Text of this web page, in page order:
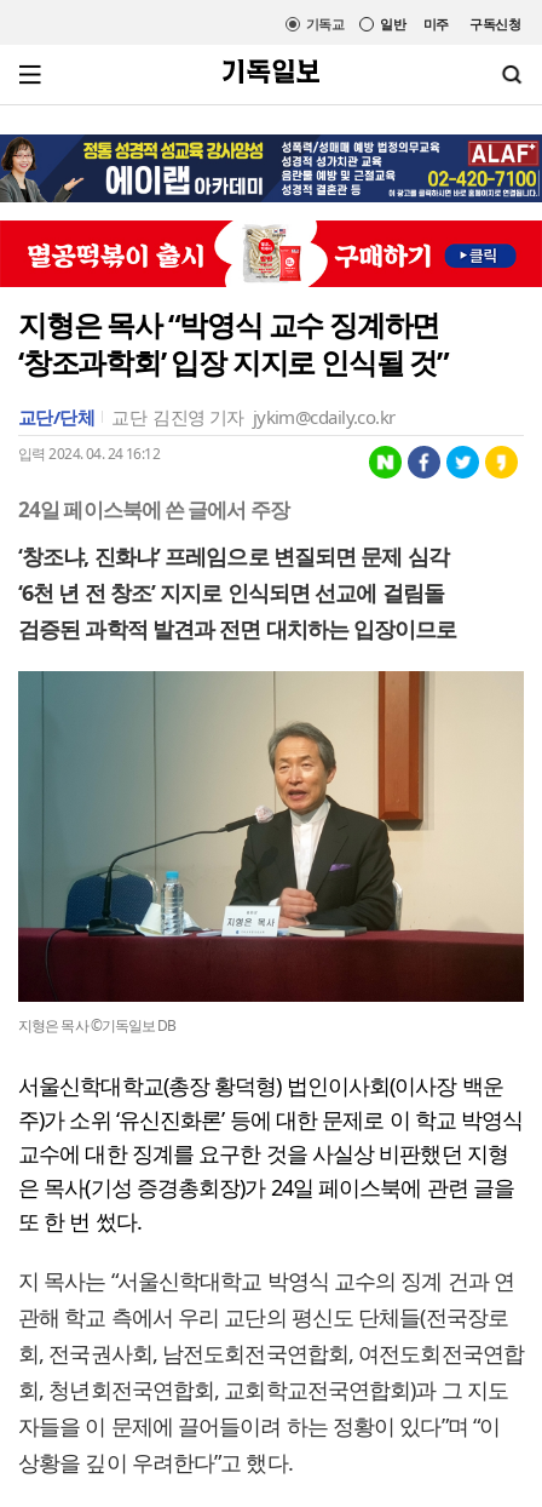
미주 구독신청
일반
기독교
지형은 목사 “박영식 교수 징계하면
‘창조과학회’ 입장 지지로 인식될 것”
교단/단체 교단 김진영 기자 jykim@cdaily.co.kr
입력 2024. 04. 24 16:12
24일 페이스북에 쓴 글에서 주장
‘창조냐, 진화냐’ 프레임으로 변질되면 문제 심각
‘6천 년 전 창조’ 지지로 인식되면 선교에 걸림돌
검증된 과학적 발견과 전면 대치하는 입장이므로
지형은 목사 ©기독일보 DB
서울신학대학교(총장 황덕형) 법인이사회(이사장 백운
주)가 소위 ‘유신진화론’ 등에 대한 문제로 이 학교 박영식
교수에 대한 징계를 요구한 것을 사실상 비판했던 지형
은 목사(기성 증경총회장)가 24일 페이스북에 관련 글을
또 한 번 썼다.
지 목사는 “서울신학대학교 박영식 교수의 징계 건과 연
관해 학교 측에서 우리 교단의 평신도 단체들(전국장로
회, 전국권사회, 남전도회전국연합회, 여전도회전국연합
회, 청년회전국연합회, 교회학교전국연합회)과 그 지도
자들을 이 문제에 끌어들이려 하는 정황이 있다”며 “이
상황을 깊이 우려한다”고 했다.